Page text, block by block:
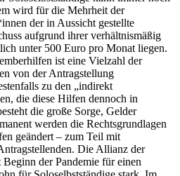
wird für die Mehrheit der
der in Aussicht gestellte
aufgrund ihrer verhältnismäßig
unter 500 Euro pro Monat liegen.
ist eine Vielzahl der
von der Antragstellung
zu den „indirekt
die diese Hilfen dennoch in
die große Sorge, Gelder
werden die Rechtsgrundlagen
geändert – zum Teil mit
Die Allianz der
der Pandemie für einen